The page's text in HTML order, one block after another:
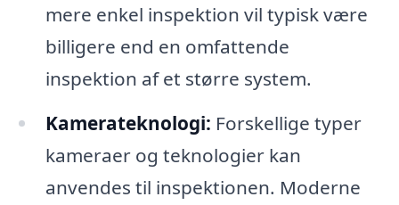
mere enkel inspektion vil typisk være
billigere end en omfattende
inspektion af et større system.
Kamerateknologi: Forskellige typer
kameraer og teknologier kan
anvendes til inspektionen. Moderne